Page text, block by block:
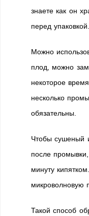
знаете как он
перед упаковкой.
Можно
плод, можно
некоторое
несколько
обязательны.
Чтобы сушеный
после
минуту
микроволновую
Такой способ